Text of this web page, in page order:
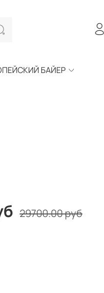
БАЙЕР
29700.00 руб